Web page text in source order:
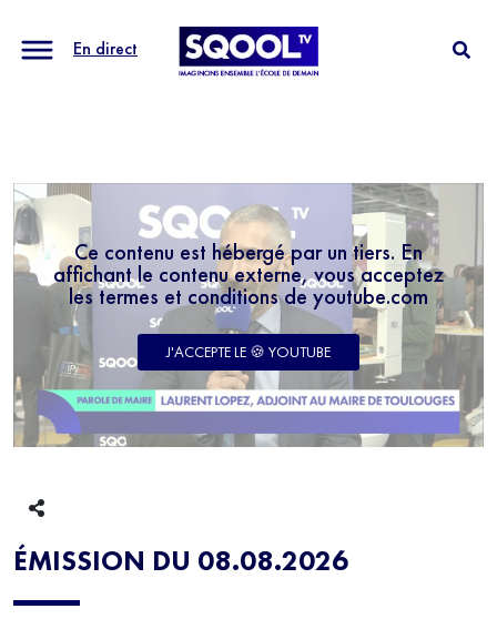
En direct
Ce contenu est hébergé par un tiers. En
affichant le contenu externe, vous acceptez
les termes et conditions de youtube.com
J'ACCEPTE LE 🍪 YOUTUBE
ÉMISSION DU 08.08.2026